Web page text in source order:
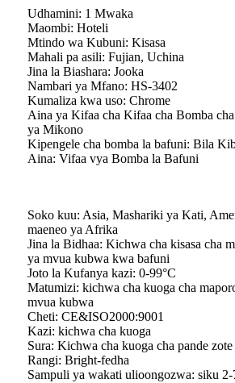
Udhamini: 1 Mwaka
Maombi: Hoteli
Mtindo wa Kubuni: Kisasa
Mahali pa asili: Fujian, Uchina
Jina la Biashara: Jooka
Nambari ya Mfano: HS-3402
Kumaliza kwa uso: Chrome
Aina ya Kifaa cha Kifaa cha Bomba
ya Mikono
Kipengele cha bomba la bafuni: Bila
Aina: Vifaa vya Bomba la Bafuni
Soko kuu: Asia, Mashariki ya Kati,
maeneo ya Afrika
Jina la Bidhaa: Kichwa cha kisasa cha
ya mvua kubwa kwa bafuni
Joto la Kufanya kazi: 0-99°C
Matumizi: kichwa cha kuoga cha
mvua kubwa
Cheti: CE&ISO2000:9001
Kazi: kichwa cha kuoga
Sura: Kichwa cha kuoga cha pande zote
Rangi: Bright-fedha
Sampuli ya wakati ulioongozwa: siku 2-